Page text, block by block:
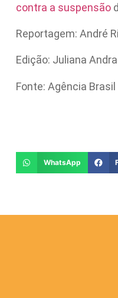
contra a suspensão
Reportagem: André
Edição: Juliana
Fonte: Agência Brasil
WhatsApp